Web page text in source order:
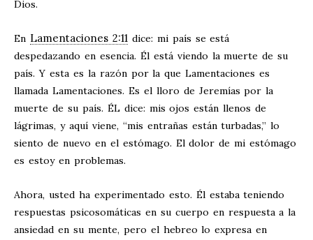
Dios.
En Lamentaciones 2:11dice: mi país se está
despedazando en esencia. Él está viendo la muerte de su
país. Y esta es la razón por la que Lamentaciones es
llamada Lamentaciones. Es el lloro de Jeremías por la
muerte de su país. ÉL dice: mis ojos están llenos de
lágrimas, y aquí viene, “mis entrañas están turbadas,” lo
siento de nuevo en el estómago. El dolor de mi estómago
es estoy en problemas.
Ahora, usted ha experimentado esto. Él estaba teniendo
respuestas psicosomáticas en su cuerpo en respuesta a la
ansiedad en su mente, pero el hebreo lo expresa en